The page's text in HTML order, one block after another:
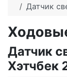
Датчик
Датчик
Хэтчбек